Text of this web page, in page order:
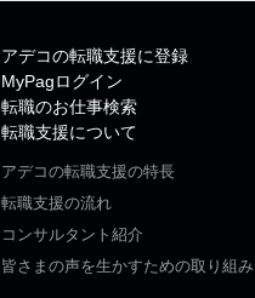
アデコの転職支援に登録
MyPagログイン
転職のお仕事検索
転職支援について
アデコの転職支援の特長
転職支援の流れ
コンサルタント紹介
皆さまの声を生かすための取り組み